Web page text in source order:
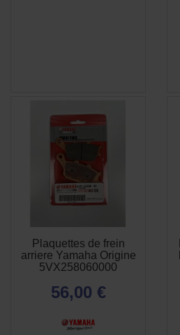
Plaquettes de frein
arriere Yamaha Origine
5VX258060000
56,00 €
APERÇU
RAPIDE